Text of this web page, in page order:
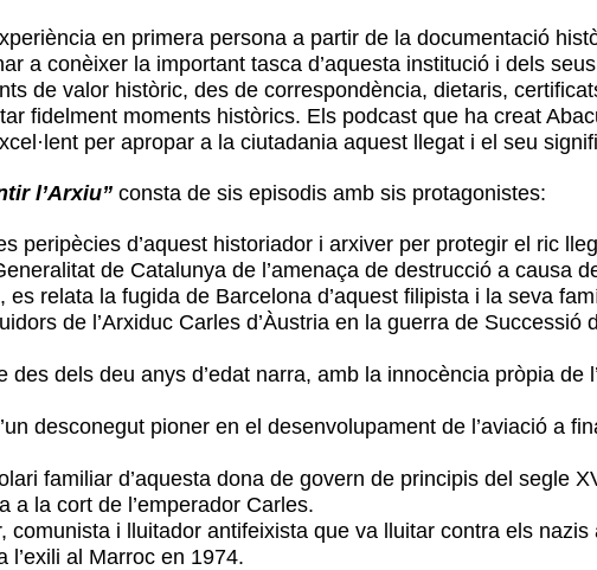
en primera persona a partir de la documentació
a conèixer la important tasca d’aquesta institució i dels
de valor històric, des de correspondència, dietaris,
fidelment moments històrics. Els podcast que ha creat
per apropar a la ciutadania aquest llegat i el seu
l’Arxiu” consta de sis episodis amb sis protagonistes:
peripècies d’aquest historiador i arxiver per protegir el ric
de Catalunya de l’amenaça de destrucció a causa
es relata la fugida de Barcelona d’aquest filipista i la seva
de l’Arxiduc Carles d’Àustria en la guerra de Successió
des dels deu anys d’edat narra, amb la innocència pròpia de
desconegut pioner en el desenvolupament de l’aviació a
familiar d’aquesta dona de govern de principis del segle
a la cort de l’emperador Carles.
comunista i lluitador antifeixista que va lluitar contra els nazis
l’exili al Marroc en 1974.